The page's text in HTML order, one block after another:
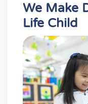
We Make
Life Child